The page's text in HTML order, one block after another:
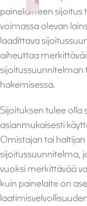
painelaitteen sijoitus
voimassa olevan
laadittava
aiheuttaa
sijoitussuunnitelman
hakemisessa.
Sijoituksen tulee olla
asianmukaisesti
Omistajan tai
sijoitussuunnitelma,
vuoksi merkittävää
kuin painelaite on
Failed to